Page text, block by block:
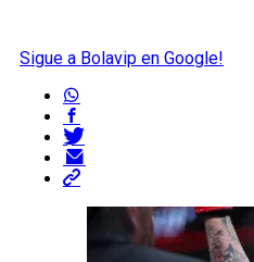
Sigue a Bolavip en Google!